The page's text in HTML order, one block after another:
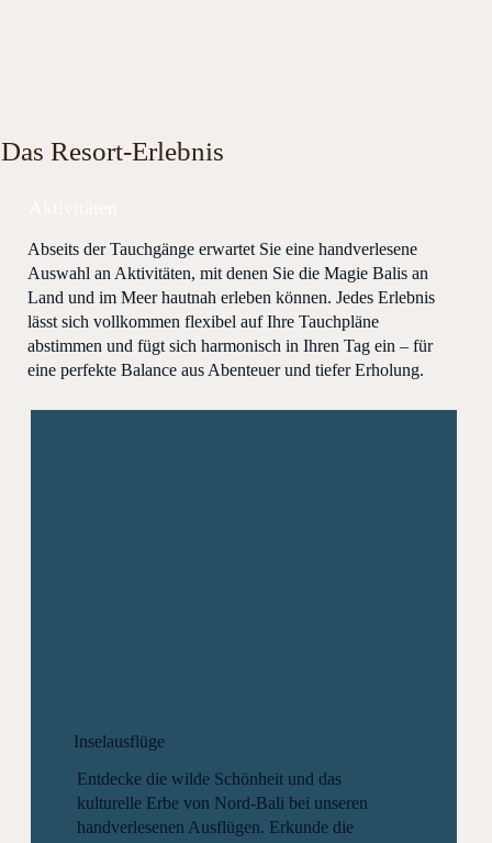
Das Resort-Erlebnis
Abseits der Tauchgänge erwartet Sie eine handverlesene
Auswahl an Aktivitäten, mit denen Sie die Magie Balis an
Land und im Meer hautnah erleben können. Jedes Erlebnis
lässt sich vollkommen flexibel auf Ihre Tauchpläne
abstimmen und fügt sich harmonisch in Ihren Tag ein – für
eine perfekte Balance aus Abenteuer und tiefer Erholung.
Inselausflüge
Entdecke die wilde Schönheit und das
kulturelle Erbe von Nord-Bali bei unseren
handverlesenen Ausflügen. Erkunde die